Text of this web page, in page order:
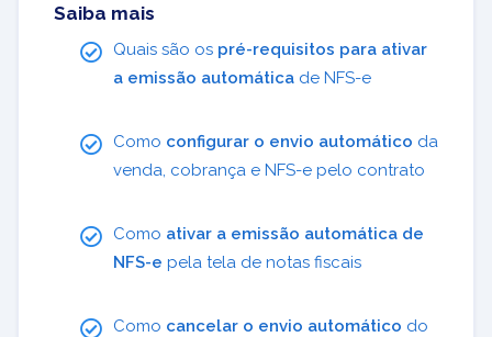
Saiba mais
Quais são os pré-requisitos para ativar
a emissão automática de NFS-e
Como configurar o envio automático da
venda, cobrança e NFS-e pelo contrato
Como ativar a emissão automática de
NFS-e pela tela de notas fiscais
Como cancelar o envio automático do